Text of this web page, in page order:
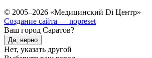
© 2005–2026 «Медицинский Di Центр»
Создание сайта — nopreset
Ваш город Саратов?
Да, верно
Нет, указать другой